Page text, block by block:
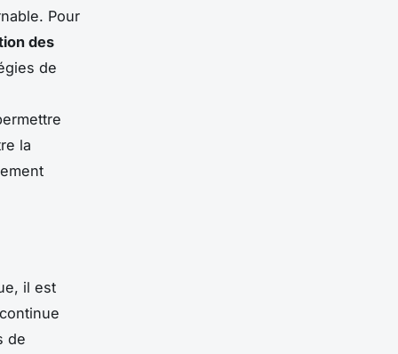
Pour
des
de
la
il est
de